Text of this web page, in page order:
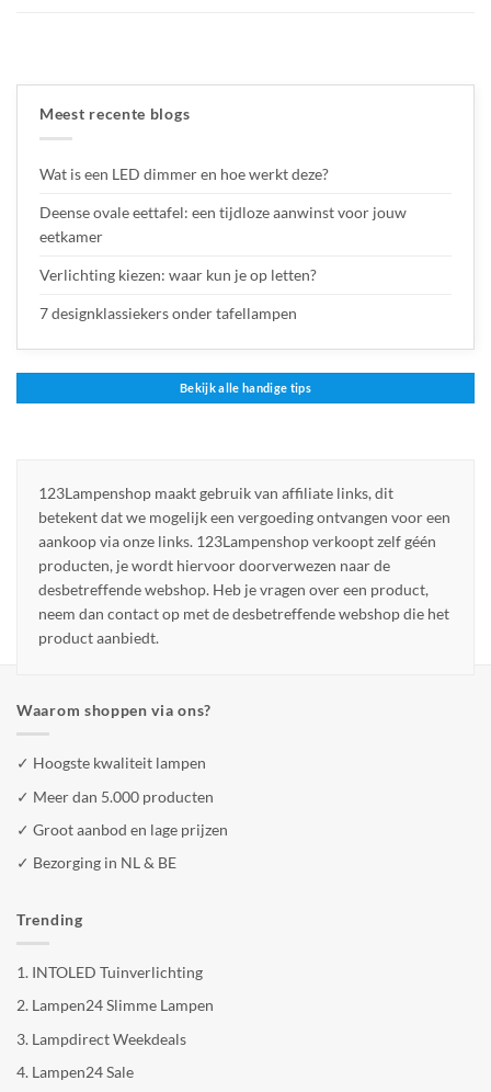
Meest recente blogs
Wat is een LED dimmer en hoe werkt deze?
Deense ovale eettafel: een tijdloze aanwinst voor jouw
eetkamer
Verlichting kiezen: waar kun je op letten?
7 designklassiekers onder tafellampen
Bekijk alle handige tips
123Lampenshop maakt gebruik van affiliate links, dit
betekent dat we mogelijk een vergoeding ontvangen voor een
aankoop via onze links. 123Lampenshop verkoopt zelf géén
producten, je wordt hiervoor doorverwezen naar de
desbetreffende webshop. Heb je vragen over een product,
neem dan contact op met de desbetreffende webshop die het
product aanbiedt.
Waarom shoppen via ons?
✓ Hoogste kwaliteit lampen
✓ Meer dan 5.000 producten
✓ Groot aanbod en lage prijzen
✓ Bezorging in NL & BE
Trending
1. INTOLED Tuinverlichting
2. Lampen24 Slimme Lampen
3. Lampdirect Weekdeals
4. Lampen24 Sale